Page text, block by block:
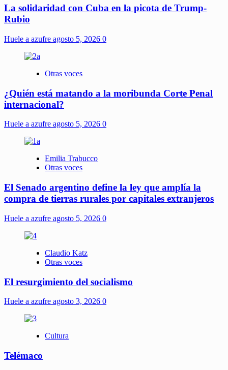
La solidaridad con Cuba en la picota de Trump-
Rubio
Huele a azufre agosto 5, 2026 0
Otras voces
¿Quién está matando a la moribunda Corte Penal
internacional?
Huele a azufre agosto 5, 2026 0
Emilia Trabucco
Otras voces
El Senado argentino define la ley que amplía la
compra de tierras rurales por capitales extranjeros
Huele a azufre agosto 5, 2026 0
Claudio Katz
Otras voces
El resurgimiento del socialismo
Huele a azufre agosto 3, 2026 0
Cultura
Telémaco